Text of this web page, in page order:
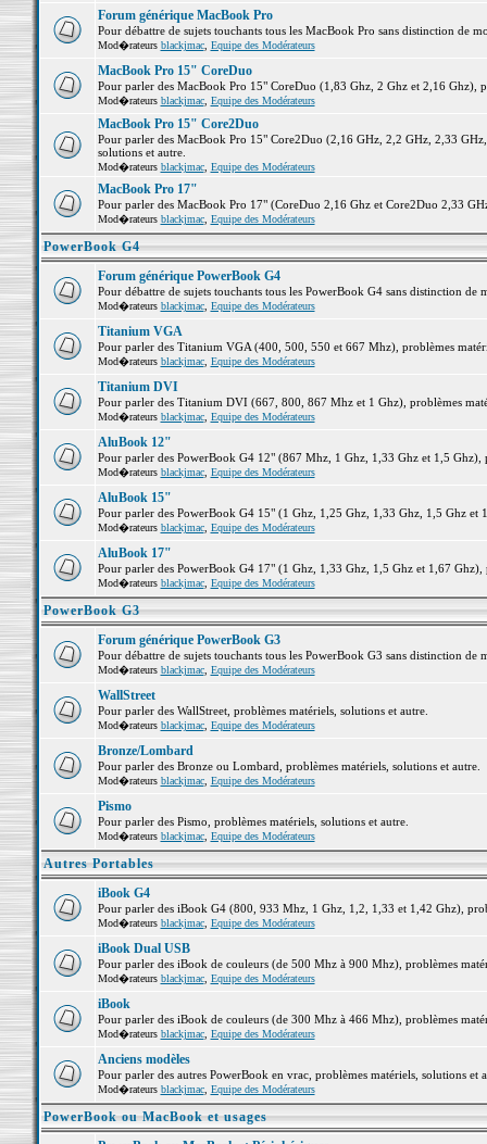
Forum générique MacBook Pro
Pour débattre de sujets touchants tous les MacBook Pro sans distinction de
Mod�rateurs blackjmac, Equipe des Modérateurs
MacBook Pro 15" CoreDuo
Pour parler des MacBook Pro 15" CoreDuo (1,83 Ghz, 2 Ghz et 2,16 Ghz),
Mod�rateurs blackjmac, Equipe des Modérateurs
MacBook Pro 15" Core2Duo
Pour parler des MacBook Pro 15" Core2Duo (2,16 GHz, 2,2 GHz, 2,33
solutions et autre.
Mod�rateurs blackjmac, Equipe des Modérateurs
MacBook Pro 17"
Pour parler des MacBook Pro 17" (CoreDuo 2,16 Ghz et Core2Duo 2,33
Mod�rateurs blackjmac, Equipe des Modérateurs
PowerBook G4
Forum générique PowerBook G4
Pour débattre de sujets touchants tous les PowerBook G4 sans distinction de
Mod�rateurs blackjmac, Equipe des Modérateurs
Titanium VGA
Pour parler des Titanium VGA (400, 500, 550 et 667 Mhz), problèmes
Mod�rateurs blackjmac, Equipe des Modérateurs
Titanium DVI
Pour parler des Titanium DVI (667, 800, 867 Mhz et 1 Ghz), problèmes
Mod�rateurs blackjmac, Equipe des Modérateurs
AluBook 12"
Pour parler des PowerBook G4 12" (867 Mhz, 1 Ghz, 1,33 Ghz et 1,5 Ghz),
Mod�rateurs blackjmac, Equipe des Modérateurs
AluBook 15"
Pour parler des PowerBook G4 15" (1 Ghz, 1,25 Ghz, 1,33 Ghz, 1,5 Ghz et
Mod�rateurs blackjmac, Equipe des Modérateurs
AluBook 17"
Pour parler des PowerBook G4 17" (1 Ghz, 1,33 Ghz, 1,5 Ghz et 1,67 Ghz),
Mod�rateurs blackjmac, Equipe des Modérateurs
PowerBook G3
Forum générique PowerBook G3
Pour débattre de sujets touchants tous les PowerBook G3 sans distinction de
Mod�rateurs blackjmac, Equipe des Modérateurs
WallStreet
Pour parler des WallStreet, problèmes matériels, solutions et autre.
Mod�rateurs blackjmac, Equipe des Modérateurs
Bronze/Lombard
Pour parler des Bronze ou Lombard, problèmes matériels, solutions et autre.
Mod�rateurs blackjmac, Equipe des Modérateurs
Pismo
Pour parler des Pismo, problèmes matériels, solutions et autre.
Mod�rateurs blackjmac, Equipe des Modérateurs
Autres Portables
iBook G4
Pour parler des iBook G4 (800, 933 Mhz, 1 Ghz, 1,2, 1,33 et 1,42 Ghz),
Mod�rateurs blackjmac, Equipe des Modérateurs
iBook Dual USB
Pour parler des iBook de couleurs (de 500 Mhz à 900 Mhz), problèmes
Mod�rateurs blackjmac, Equipe des Modérateurs
iBook
Pour parler des iBook de couleurs (de 300 Mhz à 466 Mhz), problèmes
Mod�rateurs blackjmac, Equipe des Modérateurs
Anciens modèles
Pour parler des autres PowerBook en vrac, problèmes matériels, solutions et
Mod�rateurs blackjmac, Equipe des Modérateurs
PowerBook ou MacBook et usages